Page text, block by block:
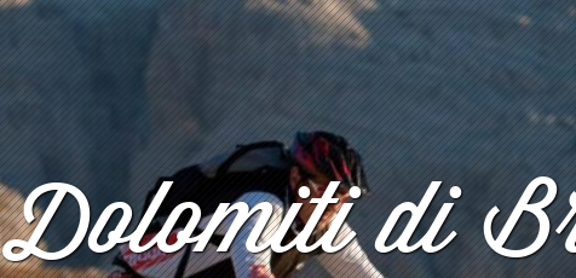
Dolomiti di